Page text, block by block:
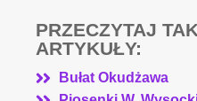
PRZECZYTAJ
ARTYKUŁY:
Bułat Okudżawa